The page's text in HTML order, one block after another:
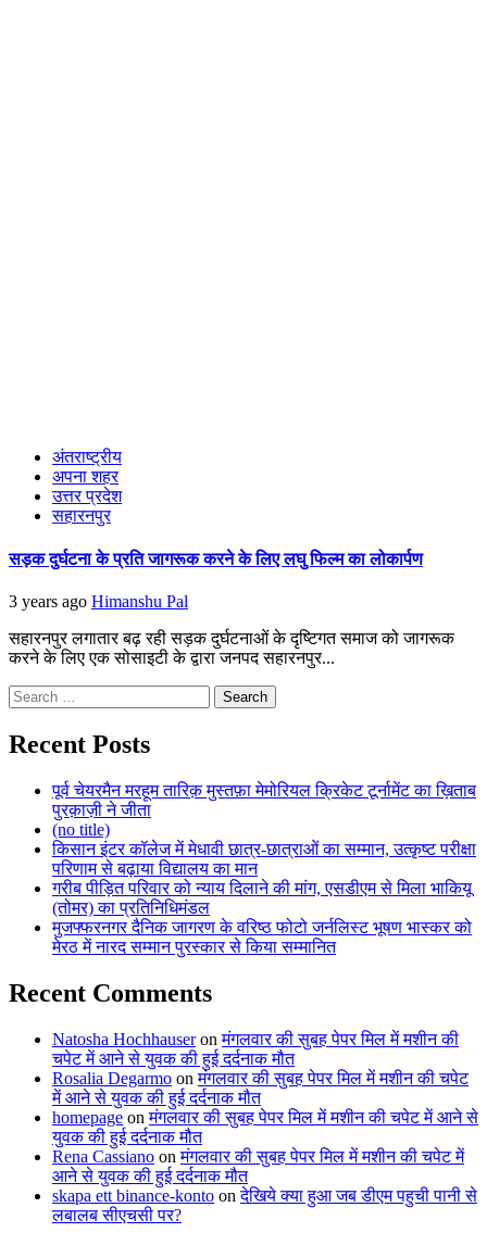
अंतराष्ट्रीय
अपना शहर
उत्तर प्रदेश
सहारनपुर
सड़क दुर्घटना के प्रति जागरूक करने के लिए लघु फिल्म का लोकार्पण
3 years ago Himanshu Pal
सहारनपुर लगातार बढ़ रही सड़क दुर्घटनाओं के दृष्टिगत समाज को जागरूक
करने के लिए एक सोसाइटी के द्वारा जनपद सहारनपुर...
Search
for:
Recent Posts
पूर्व चेयरमैन मरहूम तारिक़ मुस्तफ़ा मेमोरियल क्रिकेट टूर्नामेंट का ख़िताब
पुरक़ाज़ी ने जीता
(no title)
किसान इंटर कॉलेज में मेधावी छात्र-छात्राओं का सम्मान, उत्कृष्ट परीक्षा
परिणाम से बढ़ाया विद्यालय का मान
गरीब पीड़ित परिवार को न्याय दिलाने की मांग, एसडीएम से मिला भाकियू
(तोमर) का प्रतिनिधिमंडल
मुजफ्फरनगर दैनिक जागरण के वरिष्ठ फोटो जर्नलिस्ट भूषण भास्कर को
मेरठ में नारद सम्मान पुरस्कार से किया सम्मानित
Recent Comments
Natosha Hochhauseronमंगलवार की सुबह पेपर मिल में मशीन की
चपेट में आने से युवक की हुई दर्दनाक मौत
Rosalia Degarmo onमंगलवार की सुबह पेपर मिल में मशीन की चपेट
में आने से युवक की हुई दर्दनाक मौत
homepage onमंगलवार की सुबह पेपर मिल में मशीन की चपेट में आने से
युवक की हुई दर्दनाक मौत
Rena Cassiano onमंगलवार की सुबह पेपर मिल में मशीन की चपेट में
आने से युवक की हुई दर्दनाक मौत
skapa ett binance-konto onदेखिये क्या हुआ जब डीएम पहुची पानी से
लबालब सीएचसी पर?